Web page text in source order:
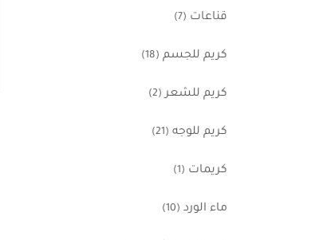
قناعات (7)
كريم للجسم (18)
كريم للشعر (2)
كريم للوجه (21)
كريمات (1)
ماء الورد (10)